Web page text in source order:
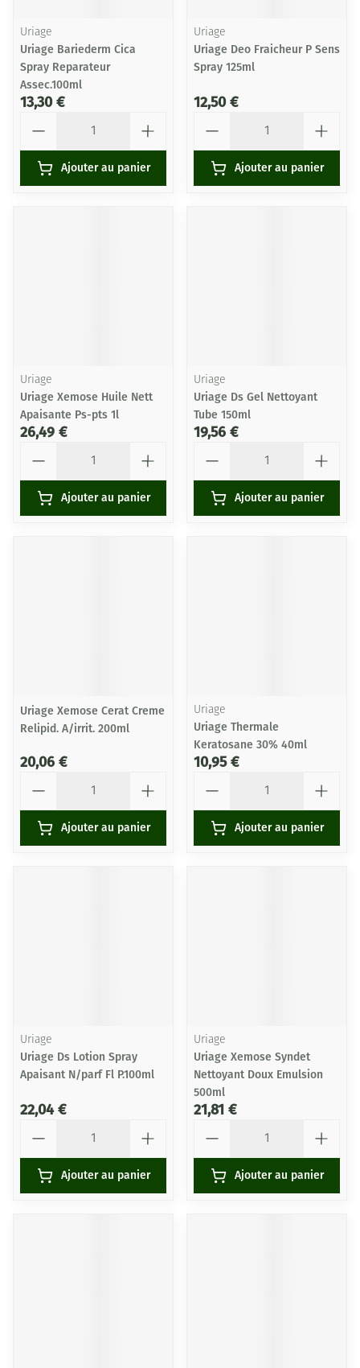
Uriage
Uriage Bariederm Cica
Spray Reparateur
Assec.100ml
13,30 €
Ajouter au panier
Uriage
Uriage Deo Fraicheur P Sens
Spray 125ml
12,50 €
Ajouter au panier
Uriage
Uriage Xemose Huile Nett
Apaisante Ps-pts 1l
26,49 €
Ajouter au panier
Uriage
Uriage Ds Gel Nettoyant
Tube 150ml
19,56 €
Ajouter au panier
Uriage Xemose Cerat Creme
Relipid. A/irrit. 200ml
20,06 €
Ajouter au panier
Uriage
Uriage Thermale
Keratosane 30% 40ml
10,95 €
Ajouter au panier
Uriage
Uriage Ds Lotion Spray
Apaisant N/parf Fl P.100ml
22,04 €
Ajouter au panier
Uriage
Uriage Xemose Syndet
Nettoyant Doux Emulsion
500ml
21,81 €
Ajouter au panier